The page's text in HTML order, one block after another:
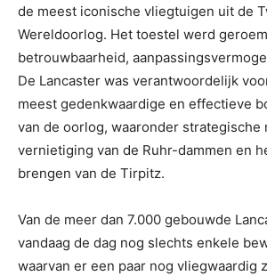
de meest iconische vliegtuigen uit de
Wereldoorlog. Het toestel werd
betrouwbaarheid,
De Lancaster was verantwoordelijk
meest gedenkwaardige en effectieve
van de oorlog, waaronder strategische
vernietiging van de Ruhr-dammen en
brengen van de Tirpitz.
Van de meer dan 7.000 gebouwde
vandaag de dag nog slechts enkele
waarvan er een paar nog vliegwaardig